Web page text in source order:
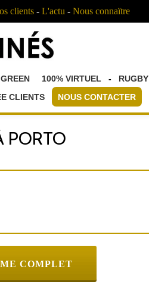
clients- L'actu - Nous connaïtre
100% VIRTUEL - RUGBY
CLIENTS NOUS CONTACTER
PORTO
COMPLET